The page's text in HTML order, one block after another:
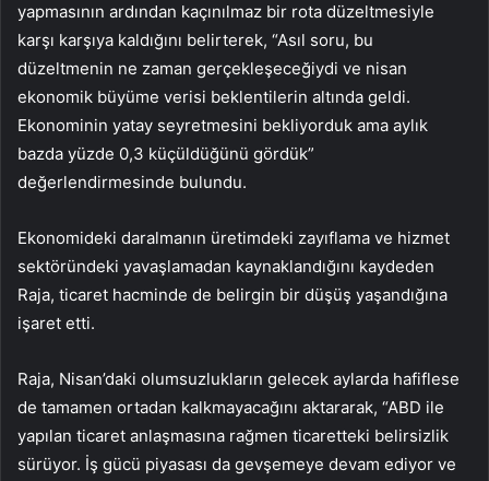
yapmasının ardından kaçınılmaz bir rota düzeltmesiyle
karşı karşıya kaldığını belirterek, “Asıl soru, bu
düzeltmenin ne zaman gerçekleşeceğiydi ve nisan
ekonomik büyüme verisi beklentilerin altında geldi.
Ekonominin yatay seyretmesini bekliyorduk ama aylık
bazda yüzde 0,3 küçüldüğünü gördük”
değerlendirmesinde bulundu.
Ekonomideki daralmanın üretimdeki zayıflama ve hizmet
sektöründeki yavaşlamadan kaynaklandığını kaydeden
Raja, ticaret hacminde de belirgin bir düşüş yaşandığına
işaret etti.
Raja, Nisan’daki olumsuzlukların gelecek aylarda hafiflese
de tamamen ortadan kalkmayacağını aktararak, “ABD ile
yapılan ticaret anlaşmasına rağmen ticaretteki belirsizlik
sürüyor. İş gücü piyasası da gevşemeye devam ediyor ve